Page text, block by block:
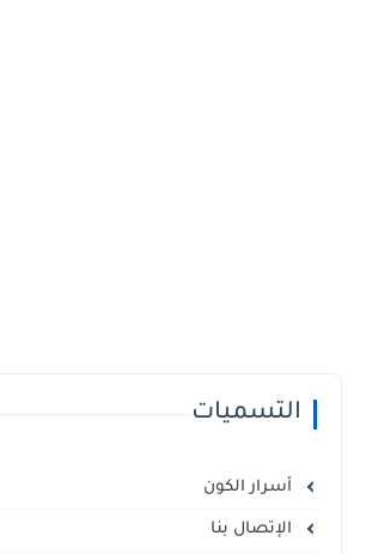
التسميات
أسرار الكون
الإتصال بنا